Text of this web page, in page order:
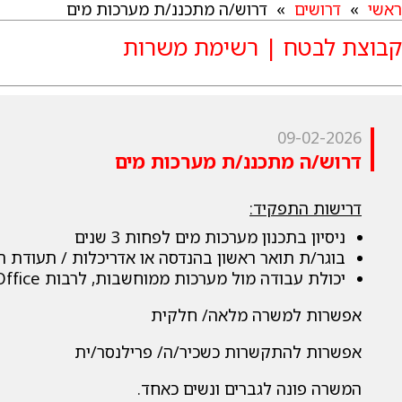
ראשי » דרושים » דרוש/ה מתכננ/ת מערכות מים
קבוצת לבטח | רשימת משרות
09-02-2026
דרוש/ה מתכננ/ת מערכות מים
דרישות התפקיד:
ניסיון בתכנון מערכות מים לפחות 3 שנים
בוגר/ת תואר ראשון בהנדסה או אדריכלות / תעודת
יכולת עבודה מול מערכות ממוחשבות, לרבות Office
אפשרות למשרה מלאה/ חלקית
אפשרות להתקשרות כשכיר/ה/ פרילנסר/ית
המשרה פונה לגברים ונשים כאחד.